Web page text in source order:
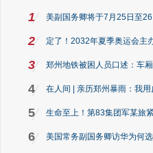
1 美副国务卿将于7月25日至
2 定了！2032年夏季奥运会主
3 郑州地铁被困人员口述：车
4 在人间 | 亲历郑州暴雨：我
5 生命至上！第83集团军某旅
6 美国常务副国务卿访华为何